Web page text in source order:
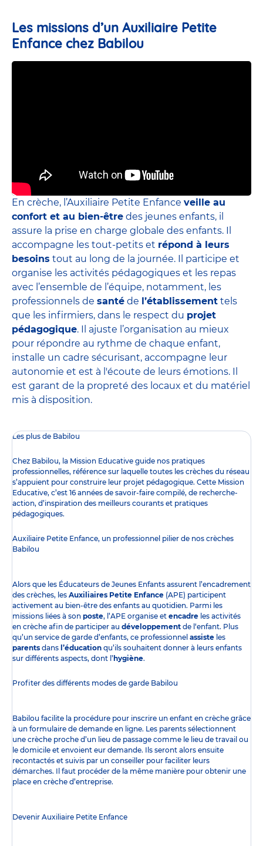
Les missions d’un Auxiliaire Petite
Enfance chez Babilou
En crèche, l’Auxiliaire Petite Enfance veille au
confort et au bien-être des jeunes enfants, il
assure la prise en charge globale des enfants. Il
accompagne les tout-petits et répond à leurs
besoins tout au long de la journée. Il participe et
organise les activités pédagogiques et les repas
avec l’ensemble de l’équipe, notamment, les
professionnels de santé de l’établissement tels
que les infirmiers, dans le respect du projet
pédagogique. Il ajuste l’organisation au mieux
pour répondre au rythme de chaque enfant,
installe un cadre sécurisant, accompagne leur
autonomie et est à l'écoute de leurs émotions. Il
est garant de la propreté des locaux et du matériel
mis à disposition.
Les plus de Babilou
Chez Babilou, la Mission Educative guide nos pratiques
professionnelles, référence sur laquelle toutes les crèches du réseau
s’appuient pour construire leur projet pédagogique. Cette Mission
Educative, c’est 16 années de savoir-faire compilé, de recherche-
action, d’inspiration des meilleurs courants et pratiques
pédagogiques.
Auxiliaire Petite Enfance, un professionnel pilier de nos crèches
Babilou
Alors que les Éducateurs de Jeunes Enfants assurent l’encadrement
des crèches, les Auxiliaires Petite Enfance (APE) participent
activement au bien-être des enfants au quotidien. Parmi les
missions liées à son poste, l’APE organise et encadre les activités
en crèche afin de participer au développement de l‘enfant. Plus
qu’un service de garde d’enfants, ce professionnel assiste les
parents dans l’éducation qu’ils souhaitent donner à leurs enfants
sur différents aspects, dont l’ hygiène.
Profiter des différents modes de garde Babilou
Babilou facilite la procédure pour inscrire un enfant en crèche grâce
à un formulaire de demande en ligne. Les parents sélectionnent
une crèche proche d’un lieu de passage comme le lieu de travail ou
le domicile et envoient eur demande. Ils seront alors ensuite
recontactés et suivis par un conseiller pour faciliter leurs
démarches. Il faut procéder de la même manière pour obtenir une
place en crèche d’entreprise.
Devenir Auxiliaire Petite Enfance